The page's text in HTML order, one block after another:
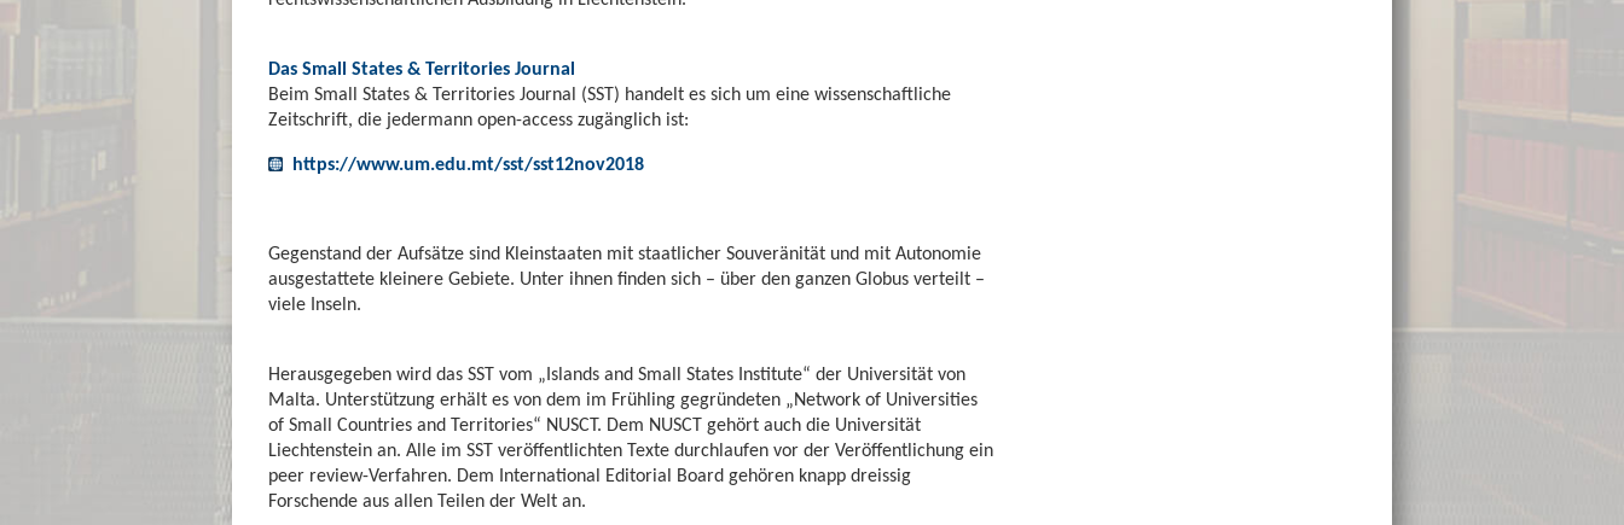
Das Small States & Territories Journal
Beim Small States & Territories Journal (SST) handelt es sich um eine wissenschaftliche
Zeitschrift, die jedermann open-access zugänglich ist:
https://www.um.edu.mt/sst/sst12nov2018
Gegenstand der Aufsätze sind Kleinstaaten mit staatlicher Souveränität und mit Autonomie
ausgestattete kleinere Gebiete. Unter ihnen finden sich – über den ganzen Globus verteilt –
viele Inseln.
Herausgegeben wird das SST vom „Islands and Small States Institute“ der Universität von
Malta. Unterstützung erhält es von dem im Frühling gegründeten „Network of Universities
of Small Countries and Territories“ NUSCT. Dem NUSCT gehört auch die Universität
Liechtenstein an. Alle im SST veröffentlichten Texte durchlaufen vor der Veröffentlichung ein
peer review-Verfahren. Dem International Editorial Board gehören knapp dreissig
Forschende aus allen Teilen der Welt an.